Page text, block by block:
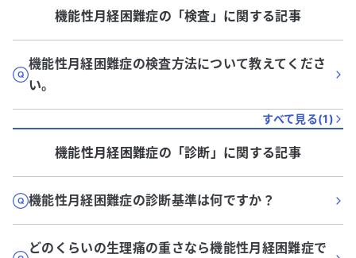
機能性月経困難症の「検査 」に関する記事
機能性月経困難症の検査方法について教えてくださ
い。
すべて見る(1)
機能性月経困難症の「診断 」に関する記事
機能性月経困難症の診断基準は何ですか？
どのくらいの生理痛の重さなら機能性月経困難症で